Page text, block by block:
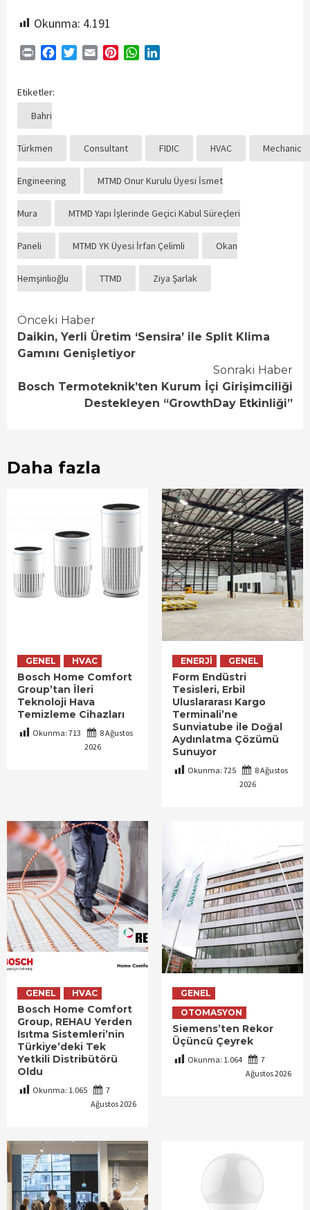
Okunma: 4.191
Print FacebookTwitterEmail PinterestWhatsApp
Etiketler:
Bahri
Türkmen Consultant FIDIC HVAC Mechanic
Engineering MTMD Onur Kurulu Üyesi İsmet
Mura MTMD Yapı İşlerinde Geçici Kabul Süreçleri
Paneli MTMD YK Üyesi İrfan Çelimli Okan
Hemşinlioğlu TTMD Ziya Şarlak
Continue
Reading
Önceki Haber
Daikin, Yerli Üretim ‘Sensira’ ile Split Klima
Gamını Genişletiyor
Sonraki Haber
Bosch Termoteknik’ten Kurum İçi Girişimciliği
Destekleyen “GrowthDay Etkinliği”
Daha fazla
GENEL HVAC
Bosch Home Comfort
Group’tan İleri
Teknoloji Hava
Temizleme Cihazları
Okunma: 713
8 Ağustos
2026
ENERJI GENEL
Form Endüstri
Tesisleri, Erbil
Uluslararası Kargo
Terminali’ne
Sunviatube ile Doğal
Aydınlatma Çözümü
Sunuyor
Okunma: 725
8 Ağustos
2026
GENEL HVAC
Bosch Home Comfort
Group, REHAU Yerden
Isıtma Sistemleri’nin
Türkiye’deki Tek
Yetkili Distribütörü
Oldu
Okunma: 1.065
7
Ağustos 2026
GENEL
OTOMASYON
Siemens’ten Rekor
Üçüncü Çeyrek
Okunma: 1.064
7
Ağustos 2026